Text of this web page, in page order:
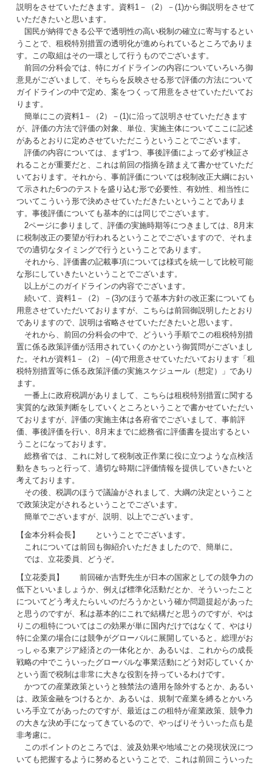
説明をさせていただきます。資料1－（2）－(1)から御説明をさせて
いただきたいと思います。
国民が納得できる公平で透明性の高い税制の確立に寄与するとい
うことで、租税特別措置の透明化が進められているところでありま
す。この取組はその一環として行うものでございます。
前回の分科会では、特にガイドラインの内容についていろいろ御
意見がございまして、そちらを反映させる形で評価の方法について
ガイドラインの中で定め、案をつくって用意をさせていただいてお
ります。
簡単にこの資料1－（2）－(1)に沿って説明させていただきます
が、評価の方法で評価の対象、単位、実施主体についてここに記述
があるとおりに定めさせていただこうということでございます。
評価の内容については、まず1つ、事後評価によって必ず検証さ
れることが重要だと、これは前回の指摘を踏まえて書かせていただ
いております。それから、事前評価については税制改正大綱におい
て示された6つのテストを盛り込む形で必要性、有効性、相当性に
ついてこういう形で決めさせていただきたいということでありま
す。事後評価についても基本的には同じでございます。
2ページに参りまして、評価の実施時期等につきましては、8月末
に税制改正の要望が行われるということでございますので、それま
での適切なタイミングで行うということであります。
それから、評価書の記載事項については様式を統一して比較可能
な形にしていきたいということでございます。
以上がこのガイドラインの内容でございます。
続いて、資料1－（2）－(3)のほうで基本方針の改正案についても
用意させていただいておりますが、こちらは前回御説明したとおり
でありますので、説明は省略させていただきたいと思います。
それから、前回の分科会の中で、どういう手順でこの租税特別措
置に係る政策評価が活用されていくのかという御質問がございまし
た。それが資料1－（2）－(4)で用意させていただいております「租
税特別措置等に係る政策評価の実施スケジュール（想定）」であり
ます。
一番上に政府税調がありまして、こちらは租税特別措置に関する
実質的な政策判断をしていくところということで書かせていただい
ておりますが、評価の実施主体は各府省でございまして、事前評
価、事後評価を行い、8月末までに総務省に評価書を提出するとい
うことになっております。
総務省では、これに対して税制改正作業に役に立つような点検活
動をきちっと行って、適切な時期に評価情報を提供していきたいと
考えております。
その後、税調のほうで議論がされまして、大綱の決定ということ
で政策決定がされるということでございます。
簡単でございますが、説明、以上でございます。
【金本分科会長】 ということでございます。
これについては前回も御紹介いただきましたので、簡単に。
では、立花委員、どうぞ。
【立花委員】 前回確か吉野先生が日本の国家としての競争力の
低下といいましょうか、例えば標準化活動だとか、そういったこと
についてどう考えたらいいのだろうかという確か問題提起があった
と思うのですが、私は基本的にこれで結構だと思うのですが、やは
りこの租特についてはこの効果が単に国内だけではなくて、やはり
特に企業の場合には競争がグローバルに展開していると。総理がお
っしゃる東アジア経済との一体化とか、あるいは、これからの成長
戦略の中でこういったグローバルな事業活動にどう対応していくか
という面で税制は非常に大きな役割を持っているわけです。
かつての産業政策というと独禁法の適用を除外するとか、あるい
は、政策金融をつけるとか、あるいは、規制で産業を縛るとかいろ
いろ手立てがあったのですが、最近はこの租特が産業政策、競争力
の大きな決め手になってきているので、やっぱりそういった点も是
非考慮に。
このポイントのところでは、波及効果や地域ごとの発現状況につ
いても把握するように努めるということで、これは前回こういった